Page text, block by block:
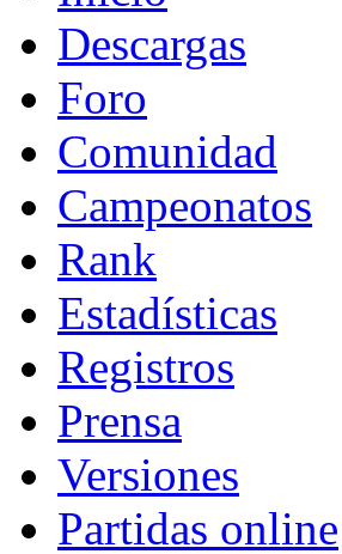
Descargas
Foro
Comunidad
Campeonatos
Rank
Estadísticas
Registros
Prensa
Versiones
Partidas online